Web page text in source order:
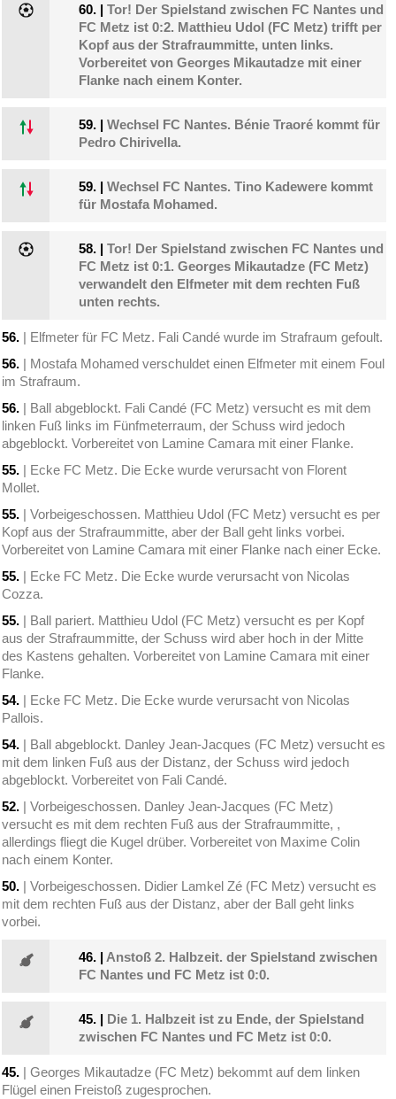
60. |Tor! Der Spielstand zwischen FC Nantes und
FC Metz ist 0:2. Matthieu Udol (FC Metz) trifft per
Kopf aus der Strafraummitte, unten links.
Vorbereitet von Georges Mikautadze mit einer
Flanke nach einem Konter.
59. |Wechsel FC Nantes. Bénie Traoré kommt für
Pedro Chirivella.
59. |Wechsel FC Nantes. Tino Kadewere kommt
für Mostafa Mohamed.
58. |Tor! Der Spielstand zwischen FC Nantes und
FC Metz ist 0:1. Georges Mikautadze (FC Metz)
verwandelt den Elfmeter mit dem rechten Fuß
unten rechts.
56. | Elfmeter für FC Metz. Fali Candé wurde im Strafraum gefoult.
56. | Mostafa Mohamed verschuldet einen Elfmeter mit einem Foul
im Strafraum.
56. | Ball abgeblockt. Fali Candé (FC Metz) versucht es mit dem
linken Fuß links im Fünfmeterraum, der Schuss wird jedoch
abgeblockt. Vorbereitet von Lamine Camara mit einer Flanke.
55. | Ecke FC Metz. Die Ecke wurde verursacht von Florent
Mollet.
55. | Vorbeigeschossen. Matthieu Udol (FC Metz) versucht es per
Kopf aus der Strafraummitte, aber der Ball geht links vorbei.
Vorbereitet von Lamine Camara mit einer Flanke nach einer Ecke.
55. | Ecke FC Metz. Die Ecke wurde verursacht von Nicolas
Cozza.
55. | Ball pariert. Matthieu Udol (FC Metz) versucht es per Kopf
aus der Strafraummitte, der Schuss wird aber hoch in der Mitte
des Kastens gehalten. Vorbereitet von Lamine Camara mit einer
Flanke.
54. | Ecke FC Metz. Die Ecke wurde verursacht von Nicolas
Pallois.
54. | Ball abgeblockt. Danley Jean-Jacques (FC Metz) versucht es
mit dem linken Fuß aus der Distanz, der Schuss wird jedoch
abgeblockt. Vorbereitet von Fali Candé.
52. | Vorbeigeschossen. Danley Jean-Jacques (FC Metz)
versucht es mit dem rechten Fuß aus der Strafraummitte, ,
allerdings fliegt die Kugel drüber. Vorbereitet von Maxime Colin
nach einem Konter.
50. | Vorbeigeschossen. Didier Lamkel Zé (FC Metz) versucht es
mit dem rechten Fuß aus der Distanz, aber der Ball geht links
vorbei.
46. | Anstoß 2. Halbzeit. der Spielstand zwischen
FC Nantes und FC Metz ist 0:0.
45. | Die 1. Halbzeit ist zu Ende, der Spielstand
zwischen FC Nantes und FC Metz ist 0:0.
45. | Georges Mikautadze (FC Metz) bekommt auf dem linken
Flügel einen Freistoß zugesprochen.